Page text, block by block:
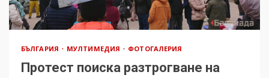
БЪЛГАРИЯ МУЛТИМЕДИЯ ФОТОГАЛЕРИЯ
Протест поиска разтрогване на